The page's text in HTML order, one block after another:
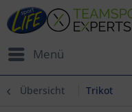
Menü
Übersicht Trikot